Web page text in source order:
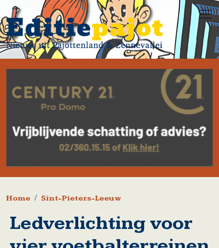
Overslaan en naar de inhoud gaan
Kruimelpad
Home Sint-Pieters-Leeuw
Ledverlichting voor